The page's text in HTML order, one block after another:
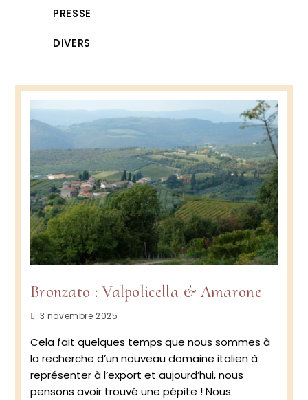
PRESSE
DIVERS
Bronzato : Valpolicella & Amarone
Publication
3 novembre 2025
Cela fait quelques temps que nous sommes à
la recherche d’un nouveau domaine italien à
représenter à l’export et aujourd’hui, nous
pensons avoir trouvé une pépite ! Nous